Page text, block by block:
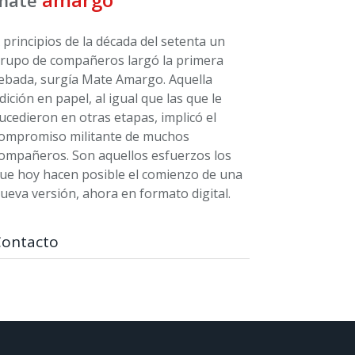
principios de la década del setenta un
de compañeros largó la primera
surgía Mate Amargo. Aquella
en papel, al igual que las que le
en otras etapas, implicó el
militante de muchos
Son aquellos esfuerzos los
hoy hacen posible el comienzo de una
versión, ahora en formato digital.